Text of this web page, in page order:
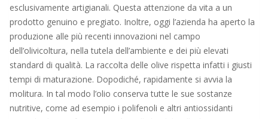
esclusivamente artigianali. Questa attenzione da vita a un
prodotto genuino e pregiato. Inoltre, oggi l’azienda ha aperto la
produzione alle più recenti innovazioni nel campo
dell’olivicoltura, nella tutela dell’ambiente e dei più elevati
standard di qualità. La raccolta delle olive rispetta infatti i giusti
tempi di maturazione. Dopodiché, rapidamente si avvia la
molitura. In tal modo l’olio conserva tutte le sue sostanze
nutritive, come ad esempio i polifenoli e altri antiossidanti